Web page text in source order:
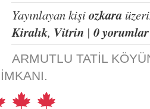
Yayınlayan kişiozkara
Kiralık, Vitrin | 0 yorumlar
ARMUTLU TATİL